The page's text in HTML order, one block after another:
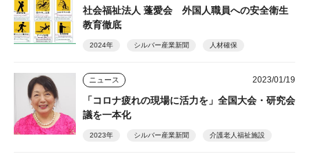
社会福祉法人 蓬愛会 外国人職員への安全衛生
教育徹底
2024年 シルバー産業新聞 人材確保
ニュース 2023/01/19
「コロナ疲れの現場に活力を」全国大会・研究会
議を一本化
2023年 シルバー産業新聞 介護老人福祉施設